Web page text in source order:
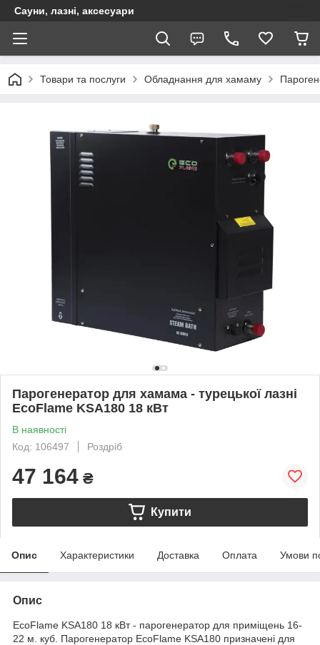
Сауни, лазні, аксесуари
Товари та послуги Обладнання для хамаму
Парогенератор для хамама - турецької лазні
EcoFlame KSA180 18 кВт
В наявності
Код: 106497
Роздріб
47 164 ₴
Купити
Опис Характеристики Доставка Оплата Умови
Опис
EcoFlame KSA180 18 кВт - парогенератор для приміщень 16-
22 м. куб. Парогенератор EcoFlame KSA180 призначені для